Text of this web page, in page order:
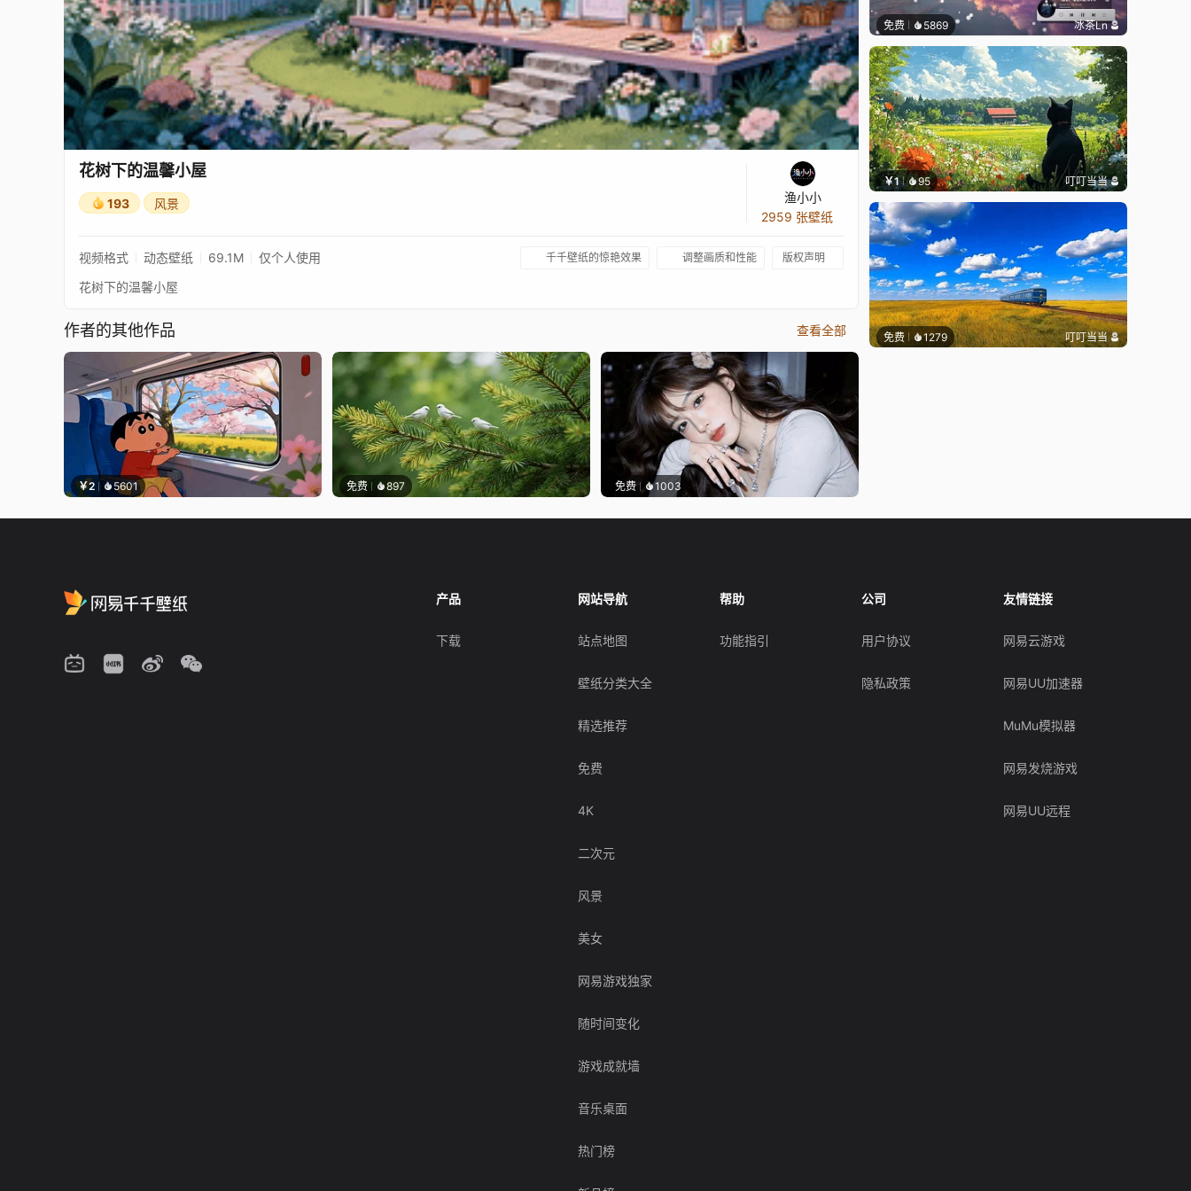
花树下的温馨小屋
193 风景
渔小小
2959 张壁纸
视频格式 动态壁纸 69.1M 仅个人使用 千千壁纸的惊艳效果 调整画质和性能 版权声明
花树下的温馨小屋
作者的其他作品 查看全部
￥2 5601 免费 897 免费 1003
免费 5869 冰茶Ln
￥1 95 叮叮当当
免费 1279 叮叮当当
产品
下载
网站导航
站点地图
壁纸分类大全
精选推荐
免费
4K
二次元
风景
美女
网易游戏独家
随时间变化
游戏成就墙
音乐桌面
热门榜
帮助
功能指引
公司
用户协议
隐私政策
友情链接
网易云游戏
网易UU加速器
MuMu模拟器
网易发烧游戏
网易UU远程